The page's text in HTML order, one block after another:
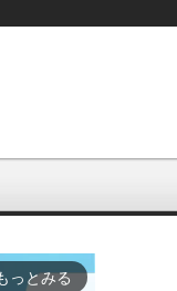
っとみる